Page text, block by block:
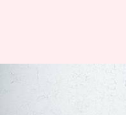
अपनी
पहनकर बनें